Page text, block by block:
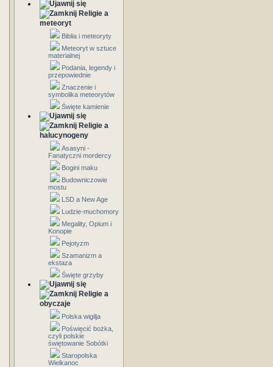
Religie a
meteoryt
Biblia i meteoryty
Meteoryt w sztuce
materialnej
Podania, legendy i
przepowiednie
Znaczenie i
symbolika meteorytów
Święte kamienie
Religie a
halucynogeny
Asasyni -
Fanatyczni mordercy
Bogini maku
Budowniczowie
mostu
LSD a New Age
Ludzie-muchomory
Megality, Opium i
Konopie
Pejotyzm
Szamanizm a
ekstaza
Święte grzyby
Religie a
obyczaje
Polska wigilja
Poświęcić bożka,
czyli polskie
świętowanie Sobótki
Staropolska
Wielkanoc